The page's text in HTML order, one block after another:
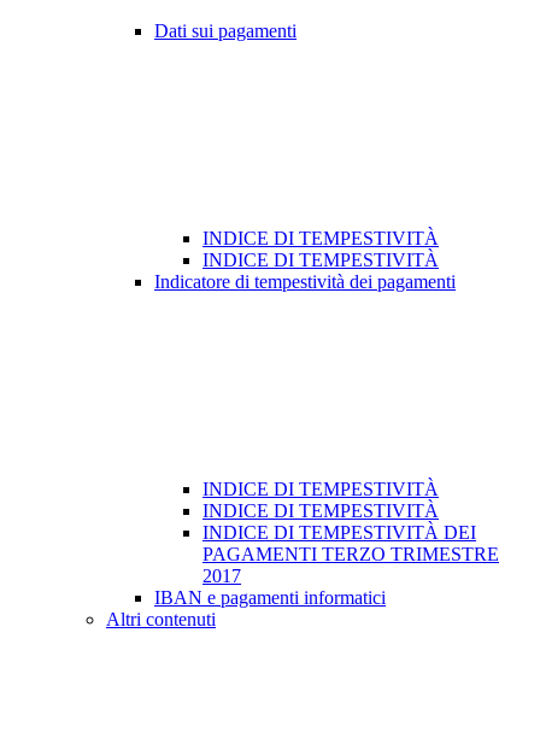
Dati sui pagamenti
INDICE DI TEMPESTIVITÀ
INDICE DI TEMPESTIVITÀ
Indicatore di tempestività dei pagamenti
INDICE DI TEMPESTIVITÀ
INDICE DI TEMPESTIVITÀ
INDICE DI TEMPESTIVITÀ DEI
PAGAMENTI TERZO TRIMESTRE
2017
IBAN e pagamenti informatici
Altri contenuti